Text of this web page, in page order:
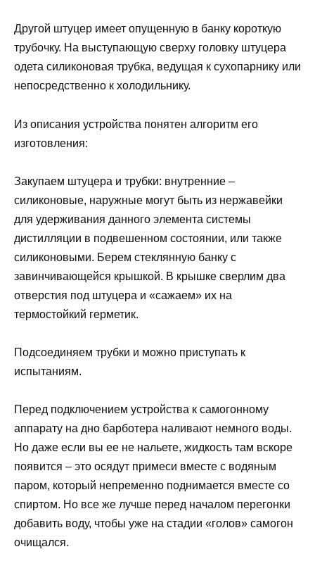
Другой штуцер имеет опущенную в банку короткую
трубочку. На выступающую сверху головку штуцера
одета силиконовая трубка, ведущая к сухопарнику или
непосредственно к холодильнику.
Из описания устройства понятен алгоритм его
изготовления:
Закупаем штуцера и трубки: внутренние –
силиконовые, наружные могут быть из нержавейки
для удерживания данного элемента системы
дистилляции в подвешенном состоянии, или также
силиконовыми. Берем стеклянную банку с
завинчивающейся крышкой. В крышке сверлим два
отверстия под штуцера и «сажаем» их на
термостойкий герметик.
Подсоединяем трубки и можно приступать к
испытаниям.
Перед подключением устройства к самогонному
аппарату на дно барботера наливают немного воды.
Но даже если вы ее не нальете, жидкость там вскоре
появится – это осядут примеси вместе с водяным
паром, который непременно поднимается вместе со
спиртом. Но все же лучше перед началом перегонки
добавить воду, чтобы уже на стадии «голов» самогон
очищался.